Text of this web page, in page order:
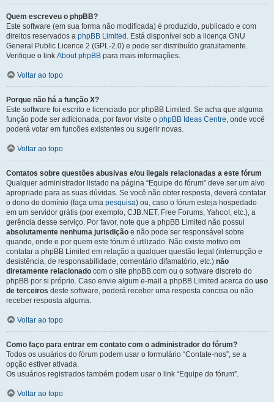
Quem escreveu o phpBB?
Este software (em sua forma não modificada) é produzido, publicado e com
direitos reservados a phpBB Limited . Está disponível sob a licença GNU
General Public Licence 2 (GPL-2.0) e pode ser distribuído gratuitamente.
Verifique o link About phpBB para mais informações.
Voltar ao topo
Porque não há a função X?
Este software foi escrito e licenciado por phpBB Limited. Se acha que alguma
função pode ser adicionada, por favor visite o phpBB Ideas Centre, onde você
poderá votar em funcões existentes ou sugerir novas.
Voltar ao topo
Contatos sobre questões abusivas e/ou ilegais relacionadas a este fórum
Qualquer administrador listado na página “Equipe do fórum” deve ser um alvo
apropriado para as suas dúvidas. Se você não obter resposta, deverá contatar
o dono do domínio (faça uma pesquisa) ou, caso o fórum esteja hospedado
em um servidor grátis (por exemplo, CJB.NET, Free Forums, Yahoo!, etc.), a
gerência desse serviço. Por favor, note que a phpBB Limited não possui
absolutamente nenhuma jurisdição e não pode ser responsável sobre
quando, onde e por quem este fórum é utilizado. Não existe motivo em
contatar a phpBB Limited em relação a qualquer questão legal (interrupção e
desistência, de responsabilidade, comentário difamatório, etc.) não
diretamente relacionado com o site phpBB.com ou o software discreto do
phpBB por si próprio. Caso envie algum e-mail a phpBB Limited acerca do uso
de terceiros deste software, poderá receber uma resposta concisa ou não
receber resposta alguma.
Voltar ao topo
Como faço para entrar em contato com o administrador do fórum?
Todos os usuários do fórum podem usar o formulário “Contate-nos”, se a
opção estiver ativada.
Os usuários registrados também podem usar o link “Equipe do fórum”.
Voltar ao topo